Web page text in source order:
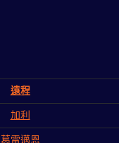
遠程
加利
葛雷邁恩